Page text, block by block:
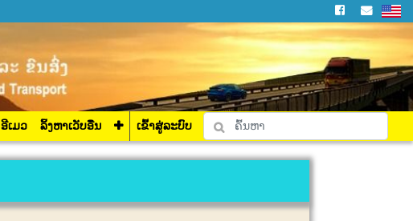
ເຂົ້າສູ່ລະບົບ
ອີເມວ ລິ້ງຫາເວັບອື່ນ ເຂົ້າສູ່ລະບົບ